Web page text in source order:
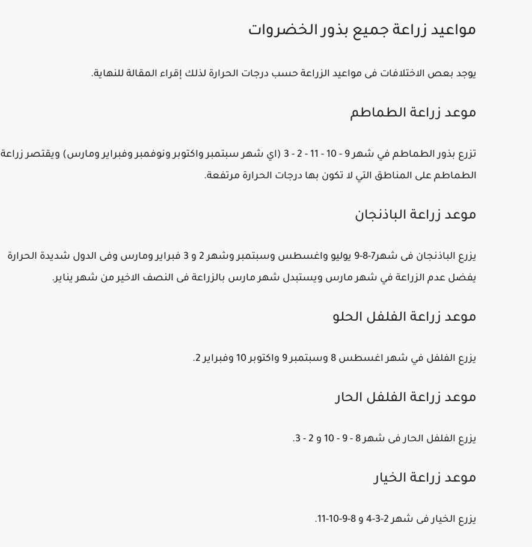
مواعيد زراعة جميع بذور الخضروات
يوجد بعص الاختلافات فى مواعيد الزراعة حسب درجات الحرارة لذلك إقراء المقالة للنهاية.
موعد زراعة الطماطم
تزرع بذور الطماطم في شهر 9 - 10 - 11 - 2 - 3 (اي شهر سبتمبر واكتوبر ونوفمبر وفبراير ومارس) ويقتصر زراعة
الطماطم على المناطق التي لا تكون بها درجات الحرارة مرتفعة.
موعد زراعة الباذنجان
يزرع الباذنجان فى شهر7-8-9 يوليو واغسطس وسبتمبر وشهر 2 و 3 فبراير ومارس وفى الدول شديدة الحرارة
يفضل عدم الزراعة في شهر مارس ويستبدل شهر مارس بالزراعة فى النصف الاخير من شهر يناير.
موعد زراعة الفلفل الحلو
يزرع الفلفل في شهر اغسطس 8 وسبتمبر 9 واكتوبر 10 وفبراير 2.
موعد زراعة الفلفل الحار
يزرع الفلفل الحار فى شهر 8 - 9 - 10 و 2 - 3.
موعد زراعة الخيار
يزرع الخيار فى شهر 2-3-4 و 8-9-10-11.